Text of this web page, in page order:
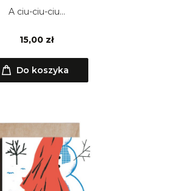
A ciu-ciu-ciu…
15,00 zł
Do koszyka